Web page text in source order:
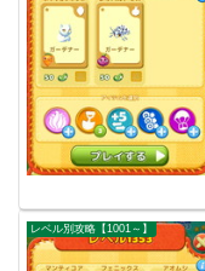
レベル別攻略【1001～】